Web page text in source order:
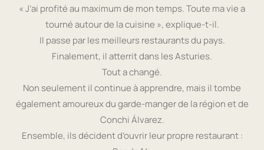
« J’ai profité au maximum de mon temps. Toute ma vie a
tourné autour de la cuisine », explique-t-il.
Il passe par les meilleurs restaurants du pays.
Finalement, il atterrit dans les Asturies.
Tout a changé.
Non seulement il continue à apprendre, mais il tombe
également amoureux du garde-manger de la région et de
Conchi Álvarez.
Ensemble, ils décident d’ouvrir leur propre restaurant :